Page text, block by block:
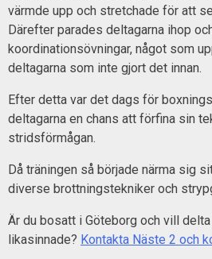
värmde upp och stretchade för att
Därefter parades deltagarna ihop
koordinationsövningar, något som
deltagarna som inte gjort det innan.
Efter detta var det dags för
deltagarna en chans att förfina sin
stridsförmågan.
Då träningen så började närma sig
diverse brottningstekniker och
Är du bosatt i Göteborg och vill
likasinnade? Kontakta Näste 2 och